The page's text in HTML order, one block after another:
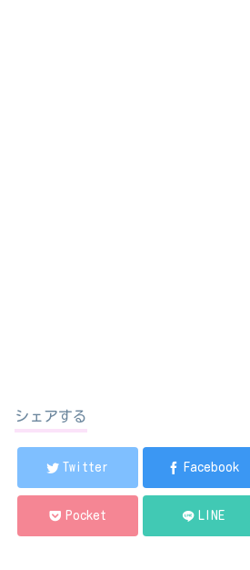
シェアする
Twitter Facebook
Pocket LINE